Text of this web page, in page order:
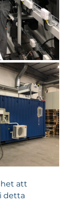
att
detta